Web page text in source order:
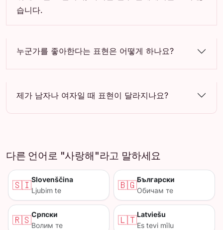
습니다.
누군가를 좋아한다는 표현은 어떻게 하나요?
제가 남자나 여자일 때 표현이 달라지나요?
다른 언어로 "사랑해"라고 말하세요
🇸🇮Slovenščina
Ljubim te
🇧🇬Български
Обичам те
🇷🇸Српски
Волим те
🇱🇹Latviešu
Es tevi mīlu